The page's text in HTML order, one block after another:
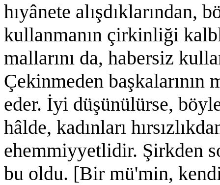
hıyânete alışdıklarından,
kullanmanın çirkinliği
mallarını da, habersiz
Çekinmeden başkalarının
eder. İyi düşünülürse,
hâlde, kadınları
ehemmiyyetlidir. Şirkden
bu oldu. [Bir mü'min,